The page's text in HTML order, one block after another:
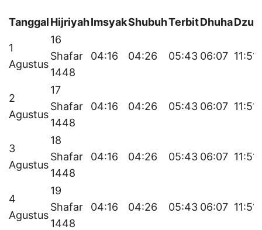
TanggalHijriyahImsyakShubuhTerbitDhuha
1
Agustus
16
Shafar
1448
04:16 04:26 05:43 06:07 11:51
2
Agustus
17
Shafar
1448
04:16 04:26 05:43 06:07 11:51
3
Agustus
18
Shafar
1448
04:16 04:26 05:43 06:07 11:51
4
Agustus
19
Shafar
1448
04:16 04:26 05:43 06:07 11:51